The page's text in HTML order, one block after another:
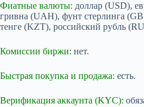
Фиатные валюты: доллар (USD),
гривна (UAH), фунт стерлинга
тенге (KZT), российский рубль
Комиссии биржи: нет.
Быстрая покупка и продажа: есть.
Верификация аккаунта (KYC):